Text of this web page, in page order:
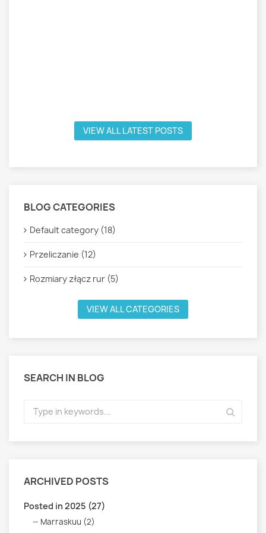
VIEW ALL LATEST POSTS
BLOG CATEGORIES
Default category (18)
Przeliczanie (12)
Rozmiary złącz rur (5)
VIEW ALL CATEGORIES
SEARCH IN BLOG
ARCHIVED POSTS
Posted in 2025 (27)
Marraskuu (2)